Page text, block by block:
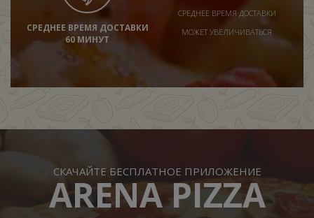
СРЕДНЕЕ ВРЕМЯ ДОСТАВКИ
60 МИНУТ
СРЕДНЕЕ ВРЕМЯ ДОСТАВКИ
МОЖЕТ УВЕЛИЧИВАТЬСЯ
СКАЧАЙТЕ БЕСПЛАТНОЕ ПРИЛОЖЕНИЕ
ARENA PIZZA